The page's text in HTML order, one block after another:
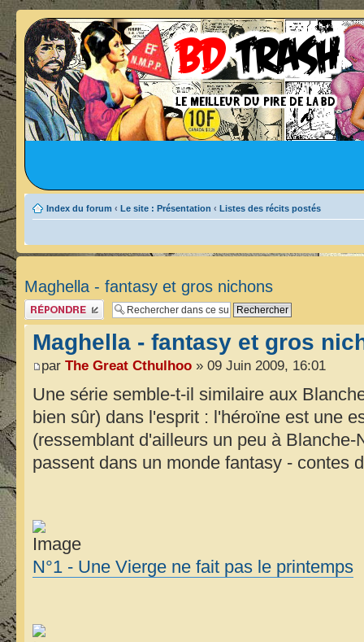
Index du forum ‹ Le site : Présentation ‹ Listes des récits postés
Maghella - fantasy et gros nichons
Publier une réponse
Maghella - fantasy et gros
par The Great Cthulhoo » 09 Juin 2009, 16:01
Une série semble-t-il similaire aux
bien sûr) dans l'esprit : l'héroïne est une
(ressemblant d'ailleurs un peu à
passent dans un monde fantasy - contes
N°1 - Une Vierge ne fait pas le printemps